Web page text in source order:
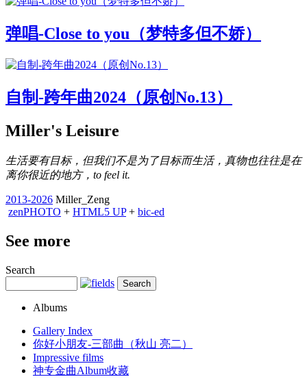
弹唱-Close to you（梦特多但不娇）
自制-跨年曲2024（原创No.13）
Miller's Leisure
生活要有目标，但我们不是为了目标而生活，真物也往往是在
离你很近的地方，to feel it.
2013-2026 Miller_Zeng
zenPHOTO + HTML5 UP+ bic-ed
See more
Search
Albums
Gallery Index
你好小朋友-三部曲（秋山 亮二）
Impressive films
神专金曲Album收藏